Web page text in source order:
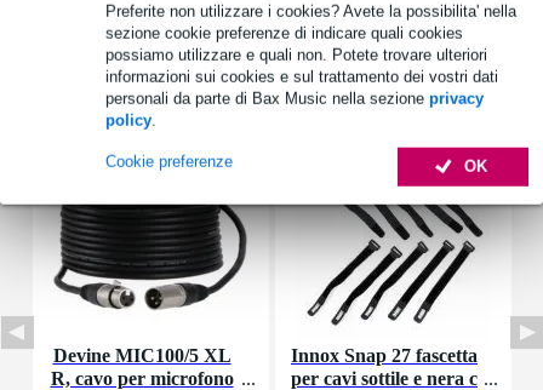
Preferite non utilizzare i cookies? Avete la possibilita' nella
sezione cookie preferenze di indicare quali cookies
possiamo utilizzare e quali non. Potete trovare ulteriori
informazioni sui cookies e sul trattamento dei vostri dati
personali da parte di Bax Music nella sezione privacy
policy.
OK
Cookie preferenze
Specifiche complete
Accessori (21)
Devine MIC100/5 XL
R, cavo per microfono
Innox Snap 27 fascetta
per cavi sottile e nera c